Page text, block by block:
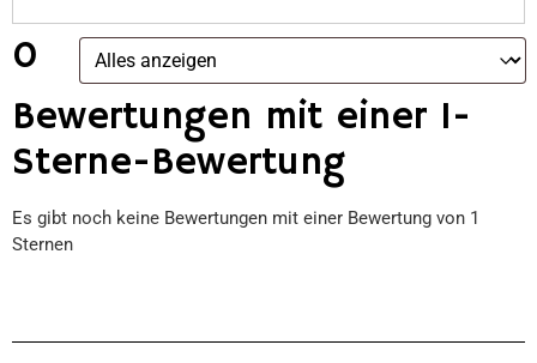
0
Bewertungen mit einer 1-
Sterne-Bewertung
Es gibt noch keine Bewertungen mit einer Bewertung von 1
Sternen